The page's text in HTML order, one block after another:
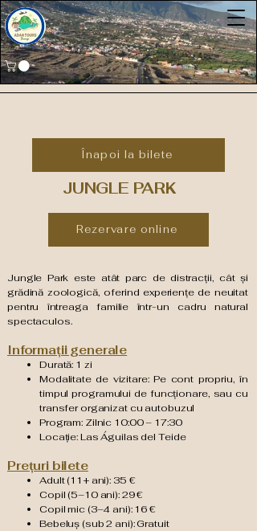
Înapoi la bilete
JUNGLE PARK
Rezervare online
Jungle Park este atât parc de distracții, cât și
grădină zoologică, oferind experiențe de neuitat
pentru întreaga familie într-un cadru natural
spectaculos.
Informații generale
Durată: 1 zi
Modalitate de vizitare: Pe cont propriu, în
timpul programului de funcționare, sau cu
transfer organizat cu autobuzul
Program: Zilnic 10:00 – 17:30
Locație: Las Águilas del Teide
Prețuri bilete
Adult (11+ ani): 35 €
Copil (5–10 ani): 29 €
Copil mic (3–4 ani): 16 €
Bebeluș (sub 2 ani): Gratuit